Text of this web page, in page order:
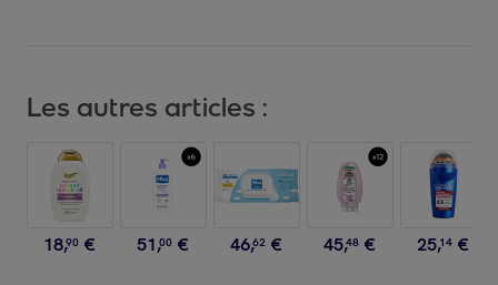
Les autres articles :
18,90 € 51,00 € 46,62 € 45,48 € 25,14 €